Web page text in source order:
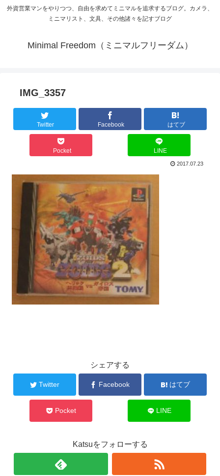
外資営業マンをやりつつ、自由を求めてミニマルを追求するブログ。カメラ、
ミニマリスト、文具、その他諸々を記すブログ
Minimal Freedom（ミニマルフリーダム）
IMG_3357
Twitter Facebook はてブ
Pocket LINE
2017.07.23
シェアする
Twitter Facebook はてブ
Pocket LINE
Katsuをフォローする